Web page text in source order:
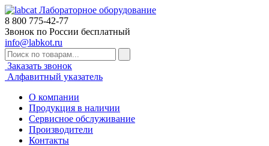
Лабораторное оборудование
8 800 775-42-77
Звонок по России бесплатный
info@labkot.ru
Заказать звонок
Алфавитный указатель
О компании
Продукция в наличии
Сервисное обслуживание
Производители
Контакты